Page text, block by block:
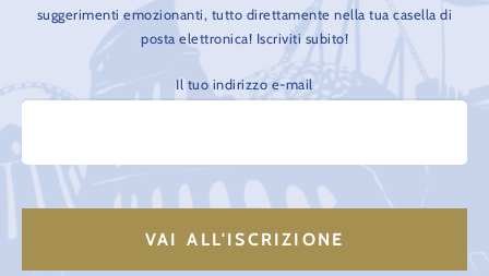
suggerimenti emozionanti, tutto direttamente nella tua casella di
posta elettronica! Iscriviti subito!
Il tuo indirizzo e-mail